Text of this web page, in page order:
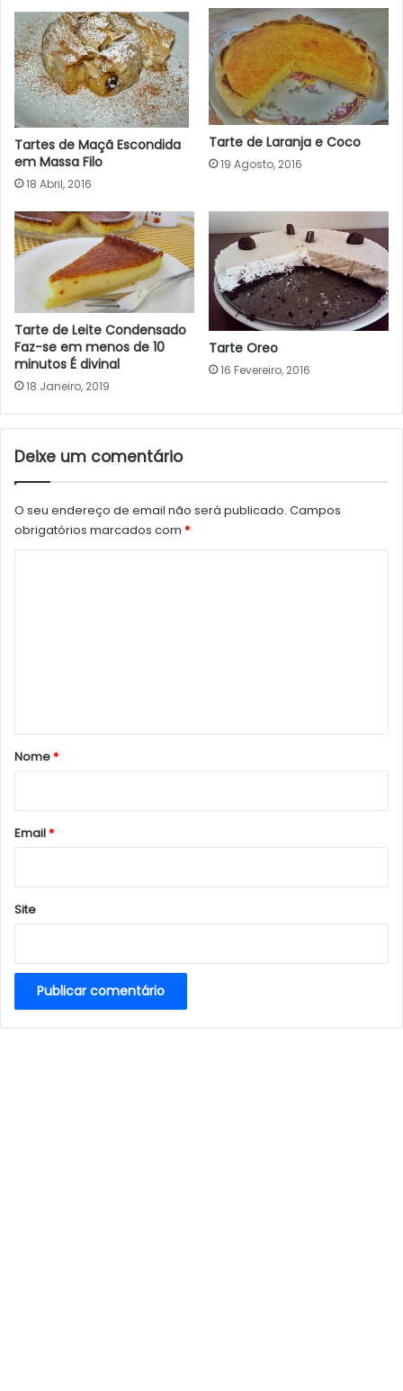
Tartes de Maçã Escondida
em Massa Filo
18 Abril, 2016
Tarte de Laranja e Coco
19 Agosto, 2016
Tarte de Leite Condensado
Faz-se em menos de 10
minutos É divinal
18 Janeiro, 2019
Tarte Oreo
16 Fevereiro, 2016
Deixe um comentário
O seu endereço de email não será publicado. Campos
obrigatórios marcados com *
r
*
Nome*
Email*
Site